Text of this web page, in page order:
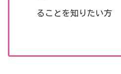
ることを知りたい方